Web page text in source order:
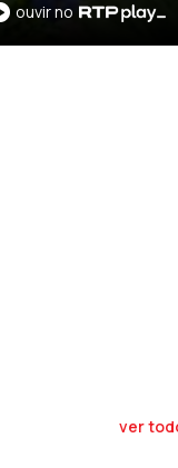
ouvir no
ver